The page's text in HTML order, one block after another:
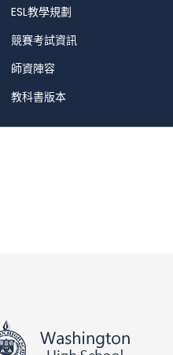
ESL教學規劃
競賽考試資訊
師資陣容
教科書版本